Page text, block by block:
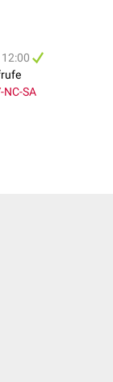
NC-SA